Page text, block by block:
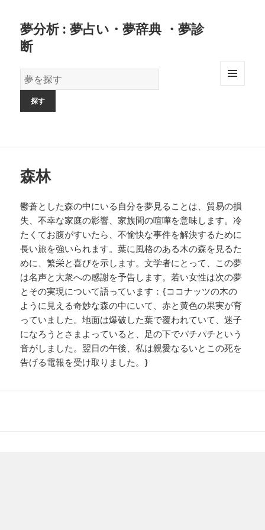
夢分析 : 夢占い・夢辞典 ・夢診
断
夢
の
森林
鬱蒼とした森の中にいる自分を夢見ることは、貿易の損
失、不幸な家庭の影響、家族間の喧嘩を意味します。冷
たくてお腹がすいたら、不愉快な事件を解決するために
長い旅を強いられます。葉に風格のある木の森を見るた
めに、繁栄と喜びを示します。文学者にとって、この夢
は名声と大衆への感謝を予告します。若い女性は次の夢
とその実現について語っています：{ココナッツの木の
ように見える奇妙な森の中にいて、赤と黄色の果実が育
っていました。地面は爆破した葉で覆われていて、迷子
になろうとさまよっていると、足の下でパチパチという
音がしました。翌日の午後、私は親愛なるいとこの死を
告げる電報を受け取りました。}